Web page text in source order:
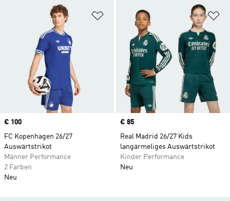
Zur Wunschliste hinzufügen
Price
€ 100
FC Kopenhagen 26/27
Auswärtstrikot
Männer Performance
2 Farben
Neu
Price
€ 85
Real Madrid 26/27 Kids
langärmeliges Auswärtstrikot
Kinder Performance
Neu